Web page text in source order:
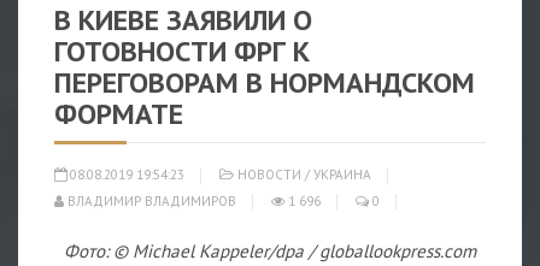
В КИЕВЕ ЗАЯВИЛИ О
ГОТОВНОСТИ ФРГ К
ПЕРЕГОВОРАМ В НОРМАНДСКОМ
ФОРМАТЕ
08.08.2019 19:54:23 НОВОСТИ / УКРАИНА
ВЛАДИМИР ВЛАДИМИРОВ
1 696 0
Фото: © Michael Kappeler/dpa / globallookpress.com